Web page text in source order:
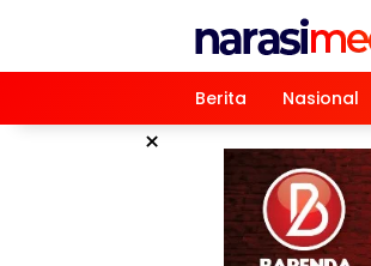
Berita
Nasional
×